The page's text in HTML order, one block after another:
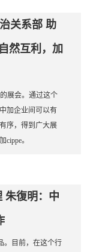
关系部 助
然互利，加
展会。通过这个
加企业间可以有
序，得到广大展
。
朱復明：中
。目前，在这个行